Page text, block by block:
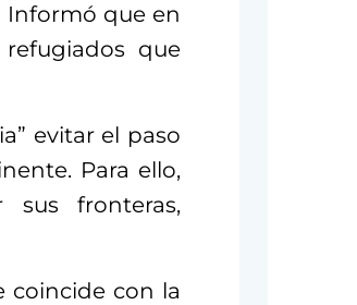
Informó que en
que
evitar el paso
Para ello,
sus fronteras,
coincide con la